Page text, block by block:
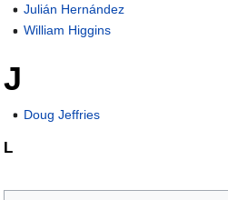
Julián Hernández
William Higgins
J
Doug Jeffries
L